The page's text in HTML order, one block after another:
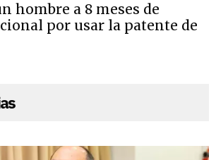
hombre a 8 meses de
por usar la patente de